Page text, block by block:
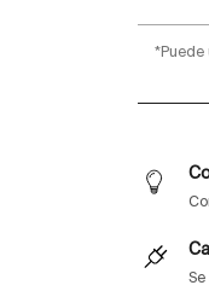
*Puede